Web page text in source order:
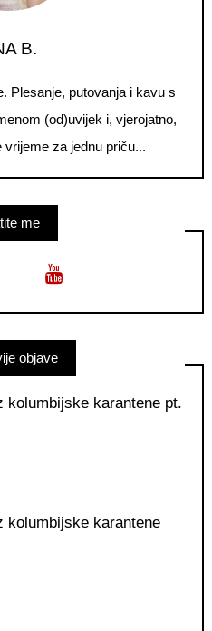
B.
Plesanje, putovanja i kavu s
(od)uvijek i, vjerojatno,
za jednu priču...
me
objave
kolumbijske karantene pt.
kolumbijske karantene